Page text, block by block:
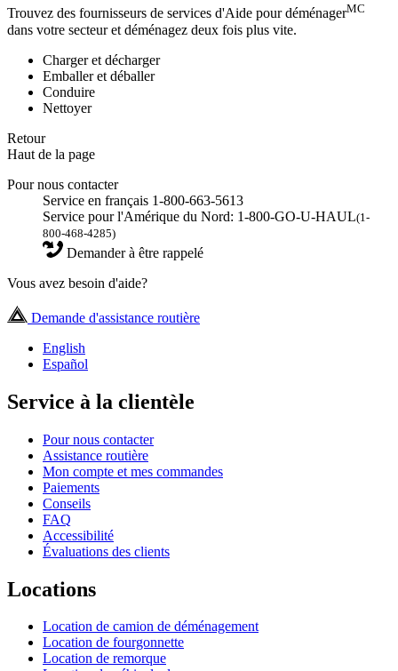
Trouvez des fournisseurs de services d'Aide pour déménagerMC
dans votre secteur et déménagez deux fois plus vite.
Charger et décharger
Emballer et déballer
Conduire
Nettoyer
Retour
Haut de la page
Pour nous contacter
Service en français 1-800-663-5613
Service pour l'Amérique du Nord: 1-800-GO-U-HAUL(1-
800-468-4285)
Demander à être rappelé
Vous avez besoin d'aide?
Demande d'assistance routière
English
Español
Service à la clientèle
Pour nous contacter
Assistance routière
Mon compte et mes commandes
Paiements
Conseils
FAQ
Accessibilité
Évaluations des clients
Locations
Location de camion de déménagement
Location de fourgonnette
Location de remorque